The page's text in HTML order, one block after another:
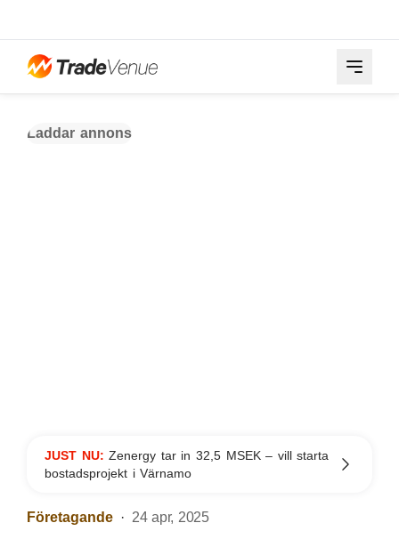
Laddar annons
JUST NU:Zenergy tar in 32,5 MSEK – vill starta
bostadsprojekt i Värnamo
Företagande 24 apr, 2025